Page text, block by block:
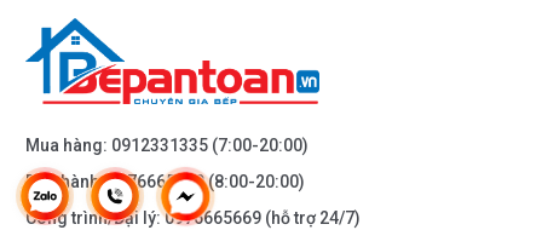
Mua hàng: 0912331335 (7:00-20:00)
Bảo hành:0976665669(8:00-20:00)
Công trình/Đại lý:0976665669 (hỗ trợ 24/7)